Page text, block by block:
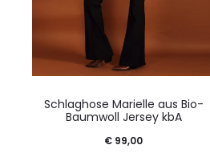
Schlaghose Marielle aus Bio-
Baumwoll Jersey kbA
€ 99,00